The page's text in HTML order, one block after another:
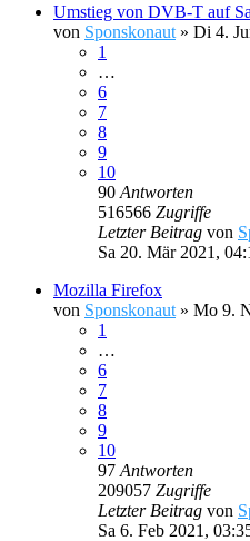
Umstieg von DVB-T auf
von Sponskonaut » Di 4.
1
…
6
7
8
9
10
90 Antworten
516566 Zugriffe
Letzter Beitrag von
Sa 20. Mär 2021,
Mozilla Firefox
von Sponskonaut » Mo 9.
1
…
6
7
8
9
10
97 Antworten
209057 Zugriffe
Letzter Beitrag von
Sa 6. Feb 2021,